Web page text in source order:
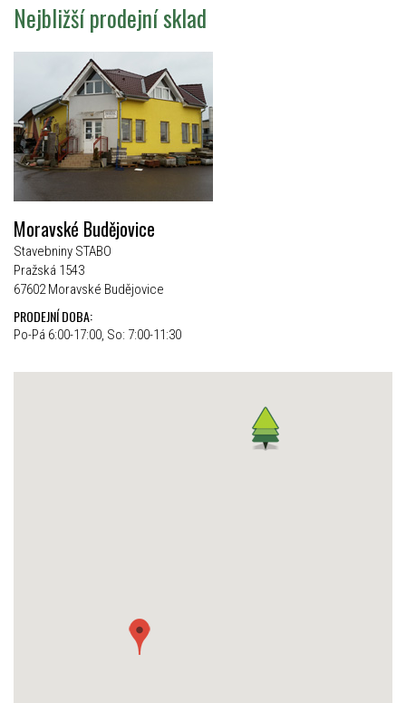
Nejbližší prodejní sklad
Moravské Budějovice
Stavebniny STABO
Pražská 1543
67602 Moravské Budějovice
PRODEJNÍ DOBA:
Po-Pá 6:00-17:00, So: 7:00-11:30